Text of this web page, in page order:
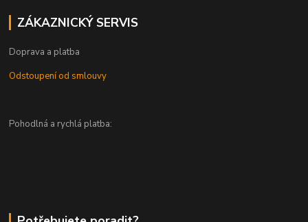
ZÁKAZNICKÝ SERVIS
Doprava a platba
Odstoupení od smlouvy
Pohodlná a rychlá platba: